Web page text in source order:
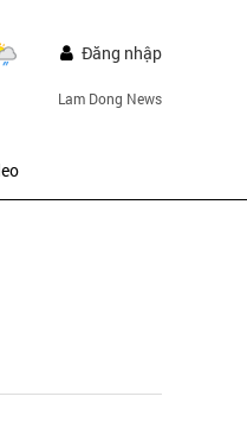
Đăng nhập
Lam Dong News